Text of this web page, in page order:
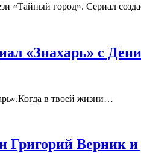
«Тайный город». Сериал
«Знахарь» с
в твоей жизни…
Верник и